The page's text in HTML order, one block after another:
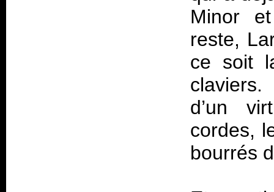
Minor
reste,
ce soit
claviers.
d’un
cordes,
bourrés